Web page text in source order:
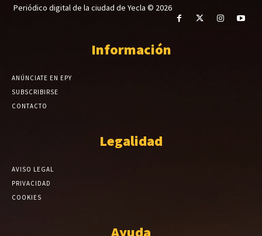
Periódico digital de la ciudad de Yecla © 2026
Información
ANÚNCIATE EN EPY
SUBSCRIBIRSE
CONTACTO
Legalidad
AVISO LEGAL
PRIVACIDAD
COOKIES